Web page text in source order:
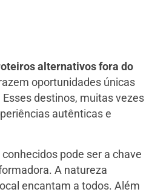
alternativos fora do
oportunidades únicas
destinos, muitas vezes
autênticas e
pode ser a chave
A natureza
encantam a todos. Além